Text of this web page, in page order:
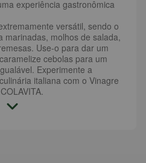
experiência gastronômica
versátil, sendo o
marinadas, molhos de salada,
Use-o para dar um
cebolas para um
Experimente a
italiana com o Vinagre